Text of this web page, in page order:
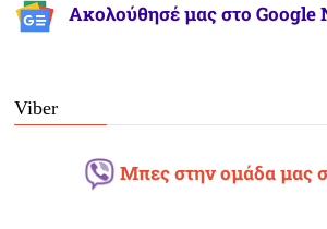
Ακολούθησέ μας στο Google
Viber
Μπες στην ομάδα μας